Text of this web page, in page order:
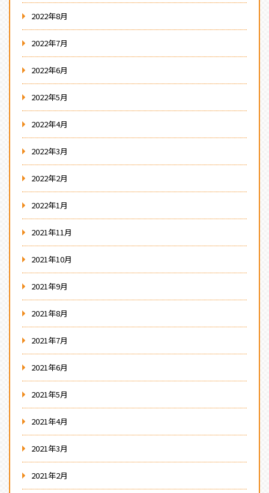
2022年8月
2022年7月
2022年6月
2022年5月
2022年4月
2022年3月
2022年2月
2022年1月
2021年11月
2021年10月
2021年9月
2021年8月
2021年7月
2021年6月
2021年5月
2021年4月
2021年3月
2021年2月